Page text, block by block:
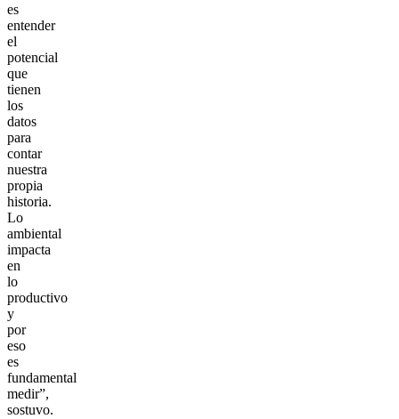
es
entender
el
potencial
que
tienen
los
datos
para
contar
nuestra
propia
historia.
Lo
ambiental
impacta
en
lo
productivo
y
por
eso
es
fundamental
medir”,
sostuvo.